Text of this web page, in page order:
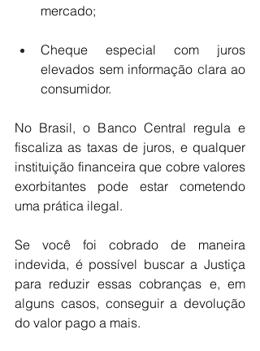
mercado;
Cheque especial com juros
elevados sem informação clara ao
consumidor.
No Brasil, o Banco Central regula e
fiscaliza as taxas de juros, e qualquer
instituição financeira que cobre valores
exorbitantes pode estar cometendo
uma prática ilegal.
Se você foi cobrado de maneira
indevida, é possível buscar a Justiça
para reduzir essas cobranças e, em
alguns casos, conseguir a devolução
do valor pago a mais.